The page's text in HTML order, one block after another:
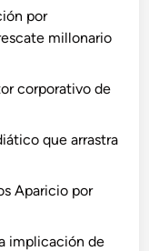
por
millonario
corporativo de
que arrastra
Aparicio por
implicación de